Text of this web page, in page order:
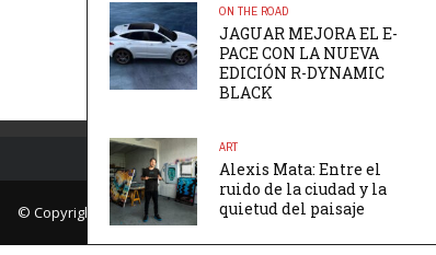
ON THE ROAD
JAGUAR MEJORA EL E-
PACE CON LA NUEVA
EDICIÓN R-DYNAMIC
BLACK
ART
Alexis Mata: Entre el
ruido de la ciudad y la
quietud del paisaje
© Copyright Página Uno. All rights reserved.